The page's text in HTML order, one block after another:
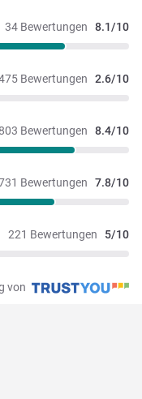
34 Bewertungen 8.1/10
Bewertungen 2.6/10
803 Bewertungen 8.4/10
Bewertungen 7.8/10
221 Bewertungen 5/10
von